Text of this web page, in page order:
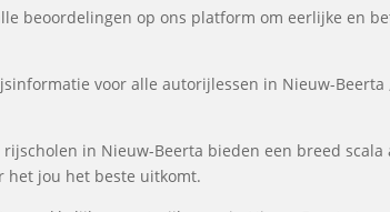
beoordelingen op ons platform om eerlijke en
voor alle autorijlessen in Nieuw-
rijscholen in Nieuw-Beerta bieden een breed
het jou het beste uitkomt.